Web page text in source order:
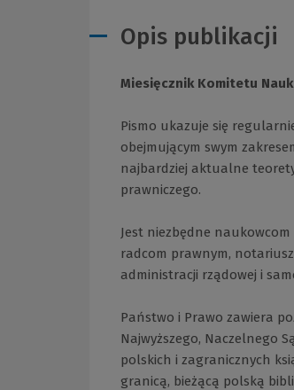
Opis publikacji
Miesięcznik Komitetu Nauk
Pismo ukazuje się
obejmującym swym
najbardziej aktualne
prawniczego.
Jest niezbędne
radcom prawnym,
administracji rządowej i
Państwo i Prawo zawiera
Najwyższego, Naczelnego
polskich i zagranicznych
granicą, bieżącą polską